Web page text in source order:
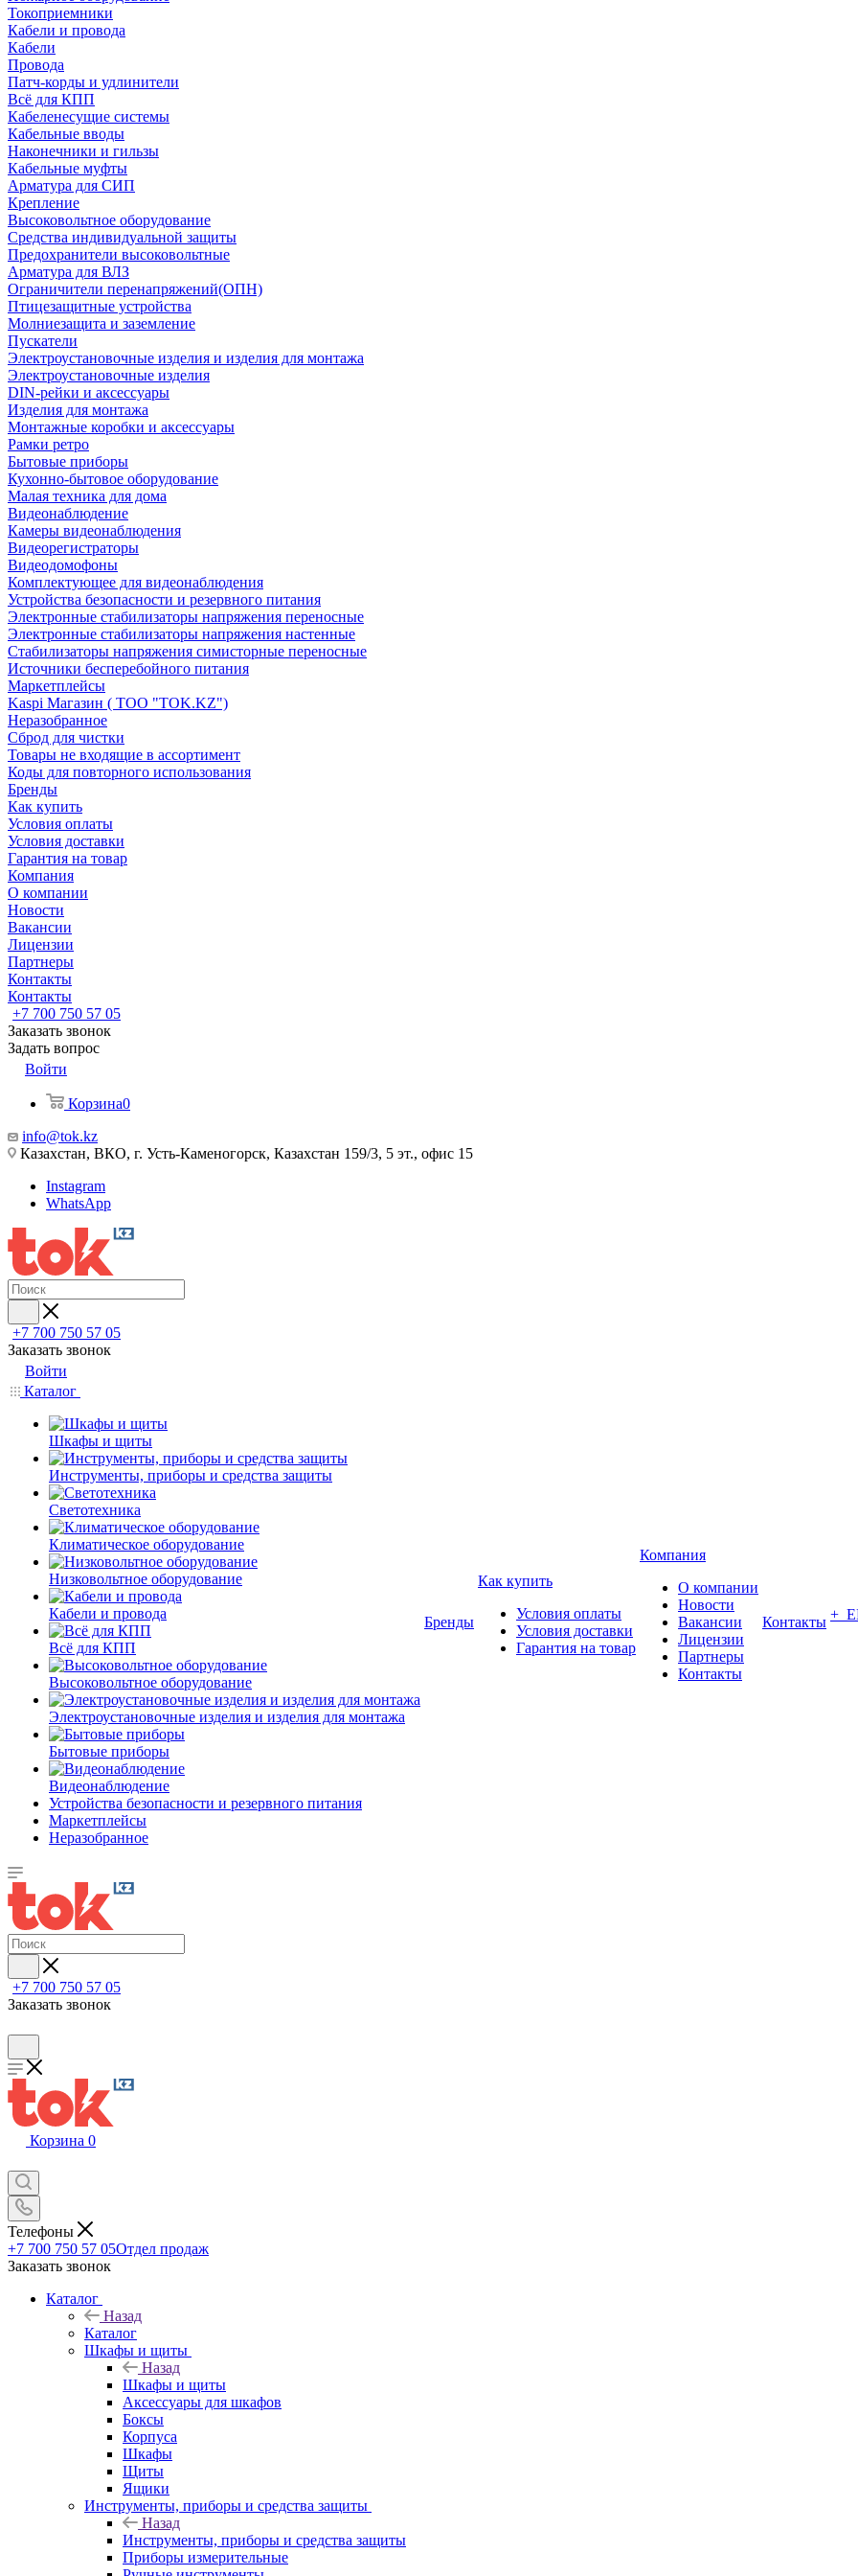
Токоприемники
Кабели и провода
Кабели
Провода
Патч-корды и удлинители
Всё для КПП
Кабеленесущие системы
Кабельные вводы
Наконечники и гильзы
Кабельные муфты
Арматура для СИП
Крепление
Высоковольтное оборудование
Средства индивидуальной защиты
Предохранители высоковольтные
Арматура для ВЛЗ
Ограничители перенапряжений(ОПН)
Птицезащитные устройства
Молниезащита и заземление
Пускатели
Электроустановочные изделия и изделия для монтажа
Электроустановочные изделия
DIN-рейки и аксессуары
Изделия для монтажа
Монтажные коробки и аксессуары
Рамки ретро
Бытовые приборы
Кухонно-бытовое оборудование
Малая техника для дома
Видеонаблюдение
Камеры видеонаблюдения
Видеорегистраторы
Видеодомофоны
Комплектующее для видеонаблюдения
Устройства безопасности и резервного питания
Электронные стабилизаторы напряжения переносные
Электронные стабилизаторы напряжения настенные
Стабилизаторы напряжения симисторные переносные
Источники бесперебойного питания
Маркетплейсы
Kaspi Магазин ( ТОО "TOK.KZ")
Неразобранное
Сброд для чистки
Товары не входящие в ассортимент
Коды для повторного использования
Бренды
Как купить
Условия оплаты
Условия доставки
Гарантия на товар
Компания
О компании
Новости
Вакансии
Лицензии
Партнеры
Контакты
Контакты
+7 700 750 57 05
Заказать звонок
Задать вопрос
Войти
Корзина0
info@tok.kz
Казахстан, ВКО, г. Усть-Каменогорск, Казахстан 159/3, 5 эт., офис 15
Instagram
WhatsApp
+7 700 750 57 05
Заказать звонок
Войти
Каталог
Шкафы и щиты
Инструменты, приборы и средства защиты
Светотехника
Климатическое оборудование
Низковольтное оборудование
Кабели и провода
Всё для КПП
Высоковольтное оборудование
Электроустановочные изделия и изделия для монтажа
Бытовые приборы
Видеонаблюдение
Устройства безопасности и резервного питания
Маркетплейсы
Неразобранное
Бренды
Как купить
Условия оплаты
Условия доставки
Гарантия на товар
Компания
О компании
Новости
Вакансии
Лицензии
Партнеры
Контакты
Контакты +
+7 700 750 57 05
Заказать звонок
Корзина 0
Телефоны
+7 700 750 57 05Отдел продаж
Заказать звонок
Каталог
Назад
Каталог
Шкафы и щиты
Назад
Шкафы и щиты
Аксессуары для шкафов
Боксы
Корпуса
Шкафы
Щиты
Ящики
Инструменты, приборы и средства защиты
Назад
Инструменты, приборы и средства защиты
Приборы измерительные